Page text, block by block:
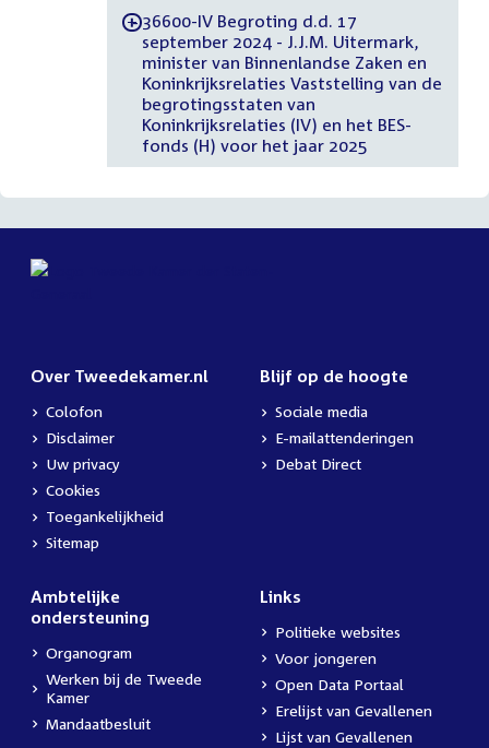
-36600-IV Begroting d.d. 17
september 2024 - J.J.M. Uitermark,
minister van Binnenlandse Zaken en
Koninkrijksrelaties Vaststelling van de
begrotingsstaten van
Koninkrijksrelaties (IV) en het BES-
fonds (H) voor het jaar 2025
Over Tweedekamer.nl
Colofon
Disclaimer
Uw privacy
Cookies
Toegankelijkheid
Sitemap
Blijf op de hoogte
Sociale media
E-mailattenderingen
Debat Direct
Ambtelijke
ondersteuning
Organogram
Werken bij de Tweede
Kamer
Mandaatbesluit
Links
Politieke websites
Voor jongeren
Open Data Portaal
Erelijst van Gevallenen
Lijst van Gevallenen